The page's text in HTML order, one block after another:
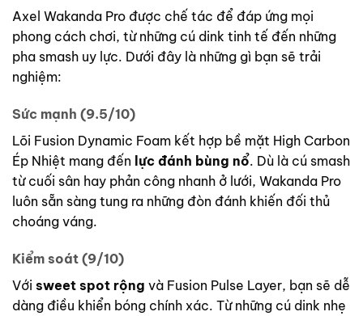
Axel Wakanda Pro được chế tác để đáp ứng mọi
phong cách chơi, từ những cú dink tinh tế đến những
pha smash uy lực. Dưới đây là những gì bạn sẽ trải
nghiệm:
Sức mạnh (9.5/10)
Lõi Fusion Dynamic Foam kết hợp bề mặt High Carbon
Ép Nhiệt mang đến lực đánh bùng nổ. Dù là cú smash
từ cuối sân hay phản công nhanh ở lưới, Wakanda Pro
luôn sẵn sàng tung ra những đòn đánh khiến đối thủ
choáng váng.
Kiểm soát (9/10)
Với sweet spot rộng và Fusion Pulse Layer, bạn sẽ dễ
dàng điều khiển bóng chính xác. Từ những cú dink nhẹ